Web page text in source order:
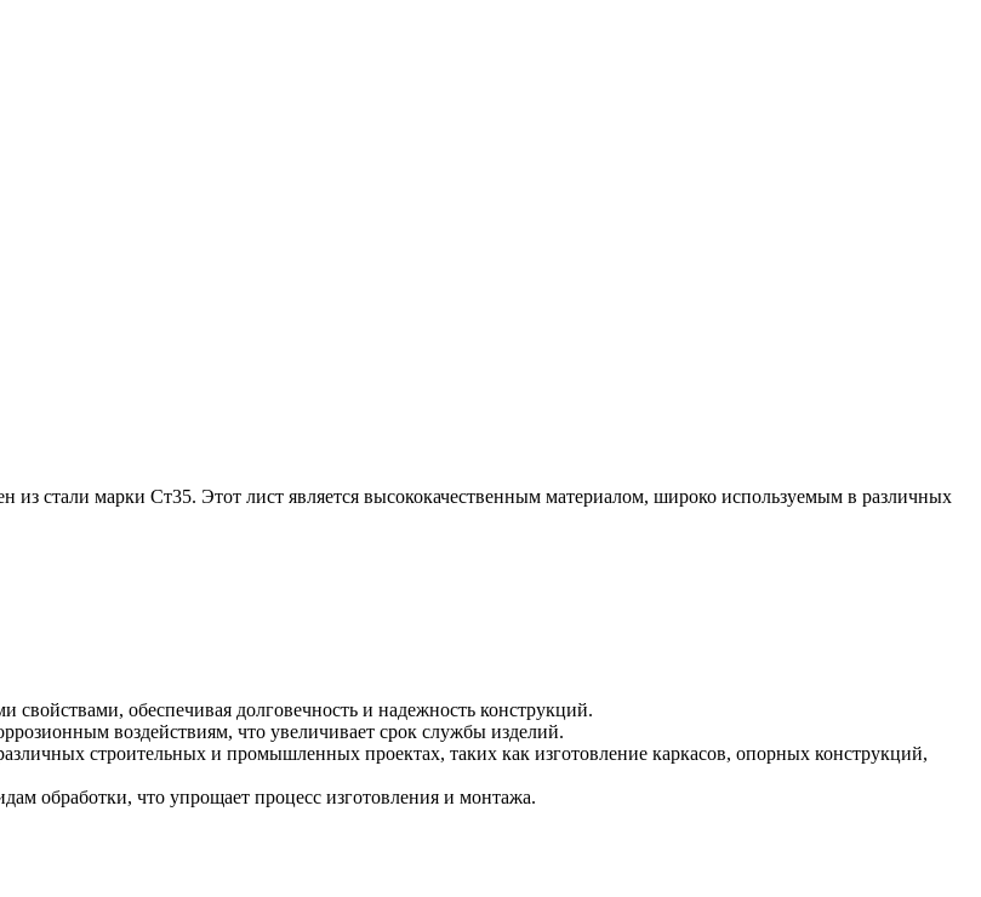
стали марки Ст35. Этот лист является высококачественным материалом, широко используемым в различных
обеспечивая долговечность и надежность конструкций.
воздействиям, что увеличивает срок службы изделий.
строительных и промышленных проектах, таких как изготовление каркасов, опорных конструкций,
обработки, что упрощает процесс изготовления и монтажа.